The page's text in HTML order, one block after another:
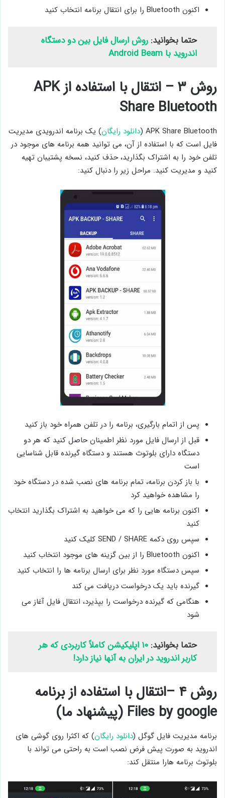
اکنون Bluetooth را برای انتقال برنامه انتخاب کنید
حتما بخوانید: روش ارسال فایل بین دو دستگاه
اندروید با Android Beam
روش ۳ – انتقال با استفاده از APK
Share Bluetooth
APK Share Bluetooth ( دانلود رایگان) یک برنامه اندرویدی مدیریت
فایل است که با استفاده از آن، می توانید همه برنامه های موجود در
تلفن خود را به اشتراک بگذارید، حذف کنید، نسخه پشتیبان تهیه
کنید و مدیریت کنید. مراحل زیر را دنبال کنید:
پس از اتمام بارگیری، برنامه را در تلفن همراه خود باز کنید
قبل از ارسال فایل مورد نظر اطمینان حاصل کنید که هر دو
دستگاه دارای بلوتوث هستند و دستگاه گیرنده قابل شناسایی
است
با باز کردن برنامه، تمام برنامه های نصب شده در دستگاه خود
را مشاهده خواهید کرد
اکنون برنامه هایی را که می خواهید به اشتراک بگذارید انتخاب
کنید
سپس روی دکمه SEND / SHARE کلیک کنید
اکنون Bluetooth را از بین گزینه های موجود انتخاب کنید
سپس دستگاه مورد نظر برای ارسال برنامه ها را انتخاب کنید
گیرنده باید یک درخواست دریافت می کند
هنگامی که گیرنده درخواست را بپذیرد، انتقال فایل آغاز می
شود
حتما بخوانید:
۱۰ اپلیکیشن کاملاً کاربردی که هر
کاربر اندروید در ایران به آنها نیاز دارد!
روش ۴ –انتقال با استفاده از برنامه
Files by google (پیشنهاد ما)
برنامه مدیریت فایل گوگل (دانلود رایگان) که اکثرا روی گوشی های
اندروید به صورت پیش فرض نصب است به راحتی می تواند با
بلوتوث برنامه هارا منتقل کند: